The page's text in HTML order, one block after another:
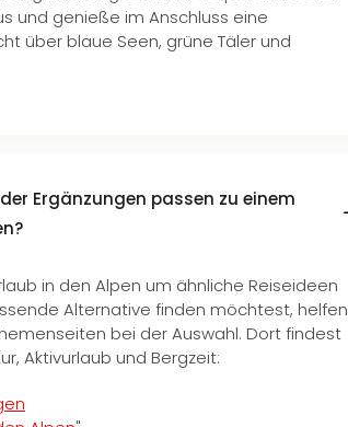
und genieße im Anschluss eine
über blaue Seen, grüne Täler und
Ergänzungen passen zu einem
in den Alpen um ähnliche Reiseideen
Alternative finden möchtest, helfen
bei der Auswahl. Dort findest
Aktivurlaub und Bergzeit: